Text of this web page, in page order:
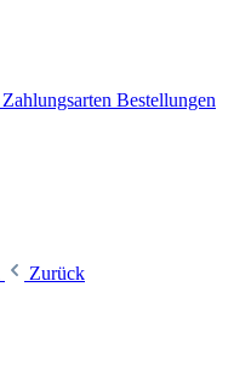
Zahlungsarten Bestellungen
Zurück